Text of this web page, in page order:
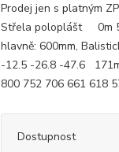
Prodej jen s platným
Střela poloplášt 0m
hlavně: 600mm,
-12.5 -26.8 -47.6
800 752 706 661 618
Dostupnost